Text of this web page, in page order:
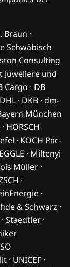
Braun ·
Schwäbisch
Consulting
Juweliere und
Cargo · DB
· DKB · dm-
München
HORSCH
· KOCH Pac-
· Miltenyi
Müller ·
·
·
& Schwarz ·
Staedtler ·
UNICEF ·